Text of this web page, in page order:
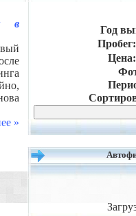
в
»
Год
Пробег:
Цена: